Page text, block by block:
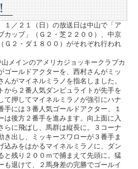
１／２１（日）の放送日は中山で「ア
カップ」（Ｇ２・芝２２００）、中京
Ｇ２・ダ１８００）がそれぞれ行われ
メインのアメリカジョッキークラブカ
ゴールドアクターを、西村さんがミッ
んがマイネルミラノを指名しました。
から２番人気ダンビュライトが先手を
て押してマイネルミラノが強引にハナ
手には３番人気ゴールドアクター、１
は後方２番手を進みます。向上面に入
らに飛ばし、馬群は縦長に。３コーナ
き出し、ミッキースワローが３番手ま
込みをはかるマイネルミラノに、ダン
と残り２００ｍで捕まえて先頭に。猛
も退けて、２馬身差の完勝でゴールイ